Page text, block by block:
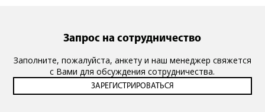
Запрос на сотрудничество
Заполните, пожалуйста, анкету и наш менеджер свяжется
с Вами для обсуждения сотрудничества.